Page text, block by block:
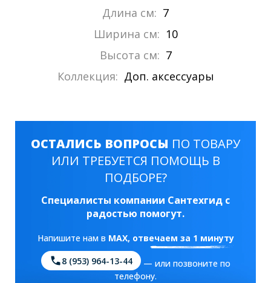
Длина см: 7
Ширина см: 10
Высота см: 7
Коллекция: Доп. аксессуары
ОСТАЛИСЬ ВОПРОСЫ ПО ТОВАРУ
ИЛИ ТРЕБУЕТСЯ ПОМОЩЬ В
ПОДБОРЕ?
Специалисты компании Сантехгид с
радостью помогут.
Напишите нам в MAX, отвечаем за 1 минуту
8 (953) 964-13-44
— или позвоните по
телефону.